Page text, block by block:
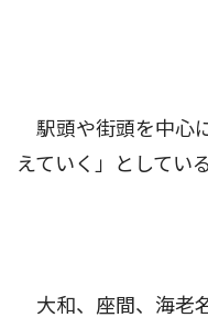
駅頭や街頭を中心
えていく」としている
大和、座間、海老